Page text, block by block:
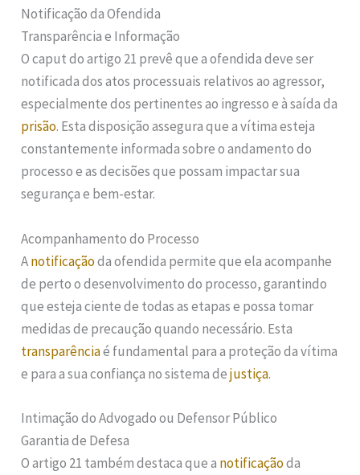
Notificação da Ofendida
Transparência e Informação
O caput do artigo 21 prevê que a ofendida deve ser
notificada dos atos processuais relativos ao agressor,
especialmente dos pertinentes ao ingresso e à saída da
prisão. Esta disposição assegura que a vítima esteja
constantemente informada sobre o andamento do
processo e as decisões que possam impactar sua
segurança e bem-estar.
Acompanhamento do Processo
Anotificaçãoda ofendida permite que ela acompanhe
de perto o desenvolvimento do processo, garantindo
que esteja ciente de todas as etapas e possa tomar
medidas de precaução quando necessário. Esta
transparênciaé fundamental para a proteção da vítima
e para a sua confiança no sistema dejustiça.
Intimação do Advogado ou Defensor Público
Garantia de Defesa
O artigo 21 também destaca que a notificaçãoda